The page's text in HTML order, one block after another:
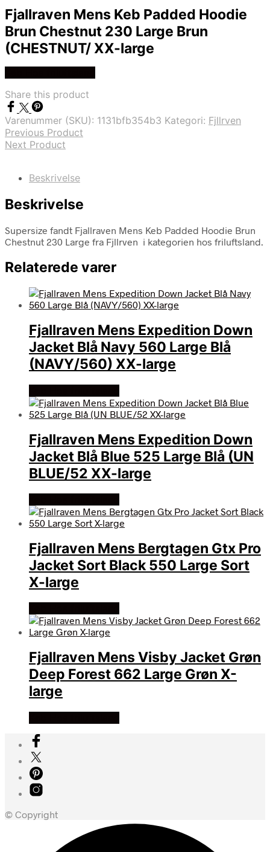
Fjallraven Mens Keb Padded Hoodie
Brun Chestnut 230 Large Brun
(CHESTNUT/ XX-large
Share this product
Varenummer (SKU): 1131bfb354b3 Kategori: Fjllrven
Previous Product
Next Product
Beskrivelse
Beskrivelse
Supersize fandt Fjallraven Mens Keb Padded Hoodie Brun
Chestnut 230 Large fra Fjllrven i kategorien hos friluftsland.
Relaterede varer
Fjallraven Mens Expedition Down
Jacket Blå Navy 560 Large Blå
(NAVY/560) XX-large
Fjallraven Mens Expedition Down
Jacket Blå Blue 525 Large Blå (UN
BLUE/52 XX-large
Fjallraven Mens Bergtagen Gtx Pro
Jacket Sort Black 550 Large Sort
X-large
Fjallraven Mens Visby Jacket Grøn
Deep Forest 662 Large Grøn X-
large
© Copyright